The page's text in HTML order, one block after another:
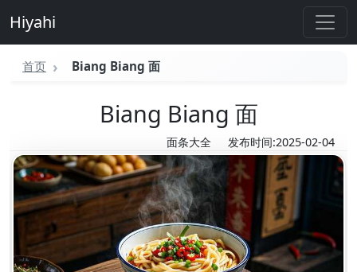
Hiyahi
首页 Biang Biang 面
Biang Biang 面
面条大全 发布时间:2025-02-04